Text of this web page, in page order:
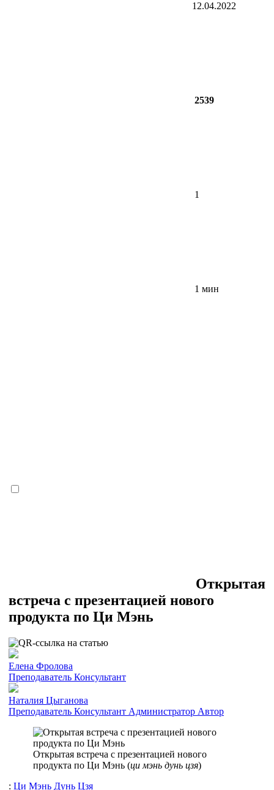
12.04.2022
2539
1
1 мин
Открытая
встреча с презентацией нового
продукта по Ци Мэнь
Елена Фролова
Преподаватель Консультант
Наталия Цыганова
Преподаватель Консультант Администратор Автор
Открытая встреча с презентацией нового
продукта по Ци Мэнь (ци мэнь дунь цзя)
: Ци Мэнь Дунь Цзя